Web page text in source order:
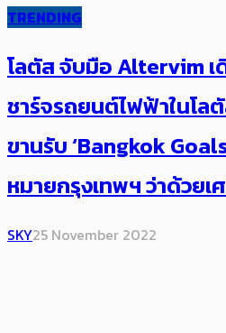
TRENDING
โลตัส จับมือ Altervim เ
ชาร์จรถยนต์ไฟฟ้าในโล
ขานรับ ‘Bangkok
หมายกรุงเทพฯ ว่าด้วยเ
SKY25 November 2022